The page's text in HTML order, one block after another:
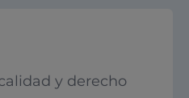
y derecho